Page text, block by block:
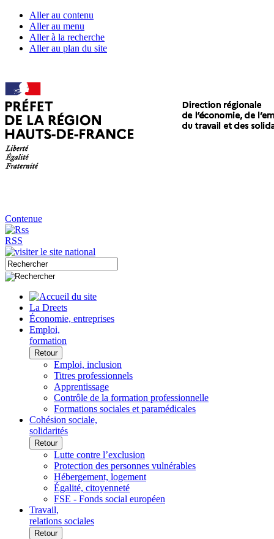
Aller au contenu
Aller au menu
Aller à la recherche
Aller au plan du site
Contenue
RSS
La Dreets
Économie, entreprises
Emploi,
formation
Retour
Emploi, inclusion
Titres professionnels
Apprentissage
Contrôle de la formation professionnelle
Formations sociales et paramédicales
Cohésion sociale,
solidarités
Retour
Lutte contre l’exclusion
Protection des personnes vulnérables
Hébergement, logement
Égalité, citoyenneté
FSE - Fonds social européen
Travail,
relations sociales
Retour